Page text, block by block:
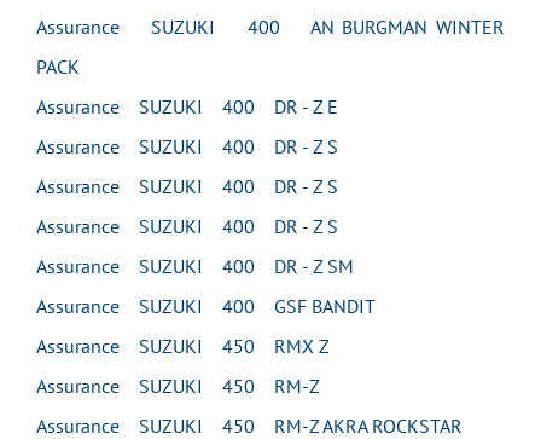
Assurance SUZUKI 400 AN BURGMAN WINTER
PACK
Assurance SUZUKI 400 DR - Z E
Assurance SUZUKI 400 DR - Z S
Assurance SUZUKI 400 DR - Z S
Assurance SUZUKI 400 DR - Z S
Assurance SUZUKI 400 DR - Z SM
Assurance SUZUKI 400 GSF BANDIT
Assurance SUZUKI 450 RMX Z
Assurance SUZUKI 450 RM-Z
Assurance SUZUKI 450 RM-Z AKRA ROCKSTAR